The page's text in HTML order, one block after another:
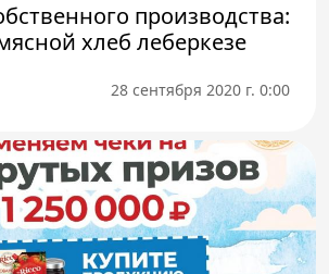
производства:
хлеб леберкезе
28 сентября 2020 г. 0:00